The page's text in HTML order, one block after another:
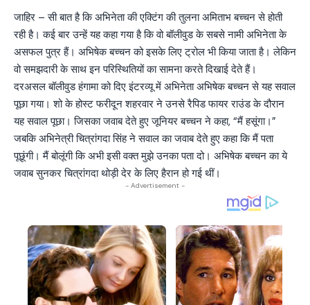
जाहिर – सी बात है कि अभिनेता की एक्टिंग की तुलना अमिताभ बच्चन से होती
रही है। कई बार उन्हें यह कहा गया है कि वो बॉलीवुड के सबसे नामी अभिनेता के
असफल पुत्र हैं। अभिषेक बच्चन को इसके लिए ट्रोल भी किया जाता है। लेकिन
वो समझदारी के साथ इन परिस्थितियों का सामना करते दिखाई देते हैं।
दरअसल बॉलीवुड हंगामा को दिए इंटरव्यू में अभिनेता अभिषेक बच्चन से यह सवाल
पूछा गया। शो के होस्ट फरीदून शहरवार ने उनसे रैपिड फायर राउंड के दौरान
यह सवाल पूछा। जिसका जवाब देते हुए जूनियर बच्चन ने कहा, “मैं हसूंगा।”
जबकि अभिनेत्री चित्रांगदा सिंह ने सवाल का जवाब देते हुए कहा कि मैं पता
पूछूंगी। मैं बोलूंगी कि अभी इसी वक्त मुझे उनका पता दो। अभिषेक बच्चन का ये
जवाब सुनकर चित्रांगदा थोड़ी देर के लिए हैरान हो गई थीं।
- Advertisement -